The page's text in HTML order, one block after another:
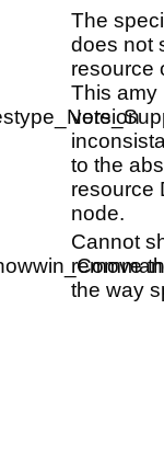
The
does not
resource
This amy
version
to the
resource
node.
Cannot
remove
the way